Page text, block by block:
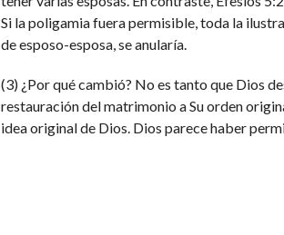
Si la poligamia fuera permisible, toda la
de esposo-esposa, se anularía.
(3) ¿Por qué cambió? No es tanto que Dios
restauración del matrimonio a Su orden
idea original de Dios. Dios parece haber